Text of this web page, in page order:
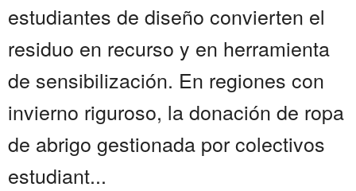
estudiantes de diseño convierten el
residuo en recurso y en herramienta
de sensibilización. En regiones con
invierno riguroso, la donación de ropa
de abrigo gestionada por colectivos
estudiant...